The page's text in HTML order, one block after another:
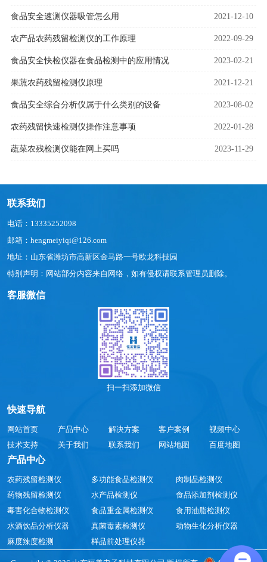
食品安全速测仪器吸管怎么用 2021-12-10
农产品农药残留检测仪的工作原理 2022-09-29
食品安全快检仪器在食品检测中的应用情况 2023-02-21
果蔬农药残留检测仪原理 2021-12-21
食品安全综合分析仪属于什么类别的设备 2023-08-02
农药残留快速检测仪操作注意事项 2022-01-28
蔬菜农残检测仪能在网上买吗 2023-11-29
联系我们
电话：13335252098
邮箱：hengmeiyiqi@126.com
地址：山东省潍坊市高新区金马路一号欧龙科技园
特别声明：网站部分内容来自网络，如有侵权请联系管理员删除。
客服微信
扫一扫添加微信
快速导航
网站首页 产品中心 解决方案 客户案例
视频中心
技术支持
关于我们 联系我们 网站地图 百度地图
产品中心
农药残留检测仪 多功能食品检测仪
肉制品检测仪
药物残留检测仪
水产品检测仪
食品添加剂检测仪
毒害化合物检测仪
食品重金属检测仪
食用油脂检测仪
水酒饮品分析仪器
真菌毒素检测仪
动物生化分析仪器
麻度辣度检测
样品前处理仪器